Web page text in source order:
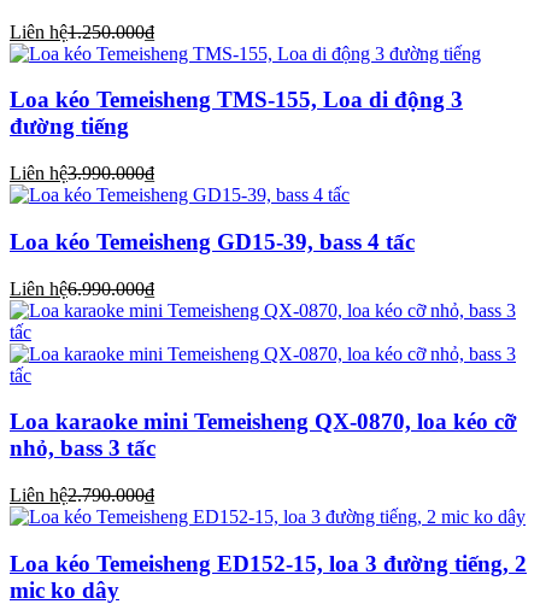
Liên hệ1.250.000₫
Loa kéo Temeisheng TMS-155, Loa di động 3
đường tiếng
Liên hệ3.990.000₫
Loa kéo Temeisheng GD15-39, bass 4 tấc
Liên hệ6.990.000₫
Loa karaoke mini Temeisheng QX-0870, loa kéo cỡ
nhỏ, bass 3 tấc
Liên hệ2.790.000₫
Loa kéo Temeisheng ED152-15, loa 3 đường tiếng, 2
mic ko dây